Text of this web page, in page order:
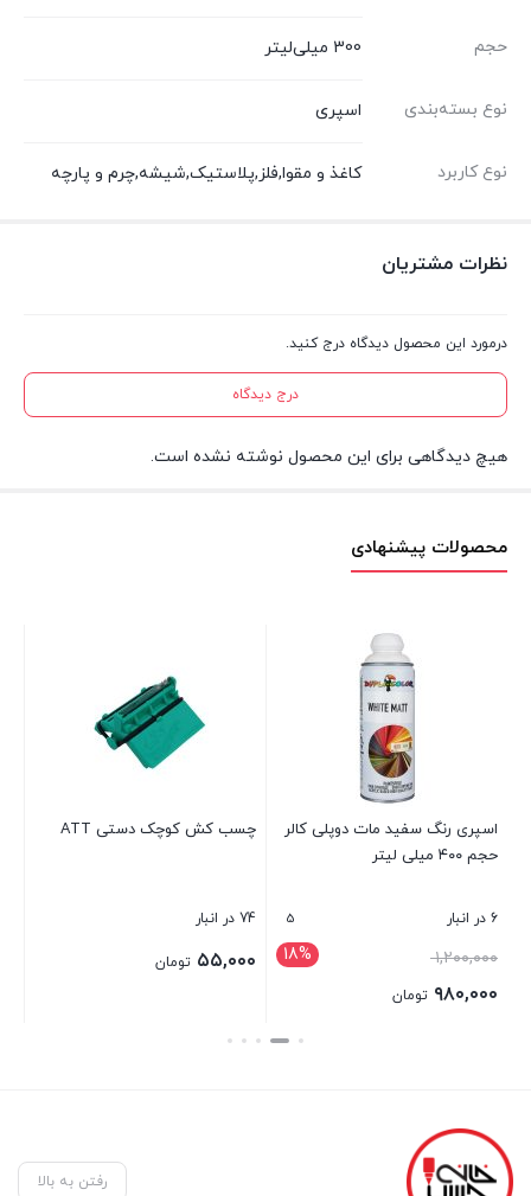
حجم 300 میلی‌لیتر
نوع بسته‌بندی اسپری
نوع کاربرد کاغذ و مقوا,فلز,پلاستیک,شیشه,چرم و پارچه
نظرات مشتریان
درمورد این محصول دیدگاه درج کنید.
درج دیدگاه
هیچ دیدگاهی برای این محصول نوشته نشده است.
محصولات پیشنهادی
اسپری رنگ سفید مات دوپلی کالر
حجم ۴۰۰ میلی لیتر
6 در انبار 5
18% ۱,۲۰۰,۰۰۰قیمت
اصلی: ۹۸۰,۰۰۰ تومان
چسب کش کوچک دستی ATT
74 در انبار
۵۵,۰۰۰ تومان
بستن
رفتن به بالا